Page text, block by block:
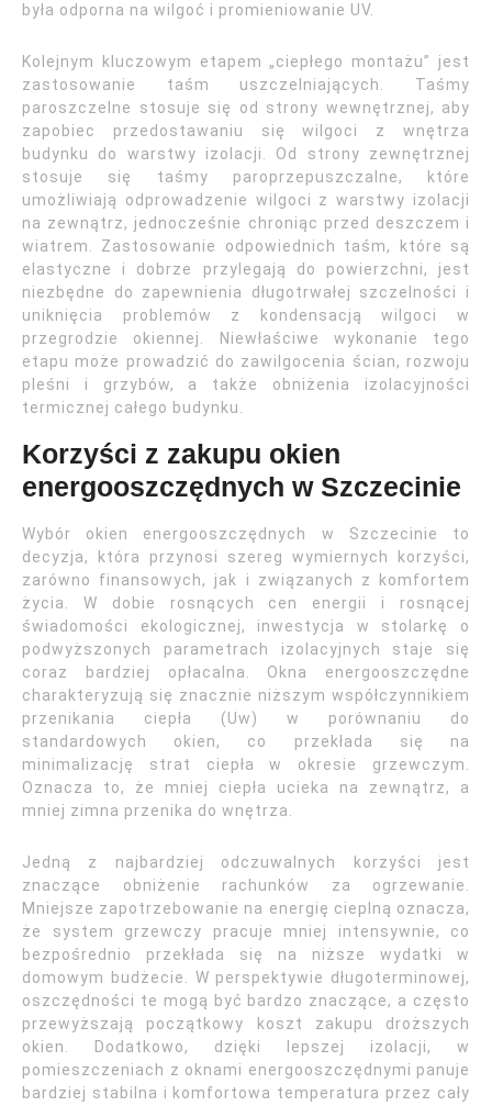
była odporna na wilgoć i promieniowanie UV.
Kolejnym kluczowym etapem „ciepłego montażu” jest
zastosowanie taśm uszczelniających. Taśmy
paroszczelne stosuje się od strony wewnętrznej, aby
zapobiec przedostawaniu się wilgoci z wnętrza
budynku do warstwy izolacji. Od strony zewnętrznej
stosuje się taśmy paroprzepuszczalne, które
umożliwiają odprowadzenie wilgoci z warstwy izolacji
na zewnątrz, jednocześnie chroniąc przed deszczem i
wiatrem. Zastosowanie odpowiednich taśm, które są
elastyczne i dobrze przylegają do powierzchni, jest
niezbędne do zapewnienia długotrwałej szczelności i
uniknięcia problemów z kondensacją wilgoci w
przegrodzie okiennej. Niewłaściwe wykonanie tego
etapu może prowadzić do zawilgocenia ścian, rozwoju
pleśni i grzybów, a także obniżenia izolacyjności
termicznej całego budynku.
Korzyści z zakupu okien
energooszczędnych w Szczecinie
Wybór okien energooszczędnych w Szczecinie to
decyzja, która przynosi szereg wymiernych korzyści,
zarówno finansowych, jak i związanych z komfortem
życia. W dobie rosnących cen energii i rosnącej
świadomości ekologicznej, inwestycja w stolarkę o
podwyższonych parametrach izolacyjnych staje się
coraz bardziej opłacalna. Okna energooszczędne
charakteryzują się znacznie niższym współczynnikiem
przenikania ciepła (Uw) w porównaniu do
standardowych okien, co przekłada się na
minimalizację strat ciepła w okresie grzewczym.
Oznacza to, że mniej ciepła ucieka na zewnątrz, a
mniej zimna przenika do wnętrza.
Jedną z najbardziej odczuwalnych korzyści jest
znaczące obniżenie rachunków za ogrzewanie.
Mniejsze zapotrzebowanie na energię cieplną oznacza,
że system grzewczy pracuje mniej intensywnie, co
bezpośrednio przekłada się na niższe wydatki w
domowym budżecie. W perspektywie długoterminowej,
oszczędności te mogą być bardzo znaczące, a często
przewyższają początkowy koszt zakupu droższych
okien. Dodatkowo, dzięki lepszej izolacji, w
pomieszczeniach z oknami energooszczędnymi panuje
bardziej stabilna i komfortowa temperatura przez cały